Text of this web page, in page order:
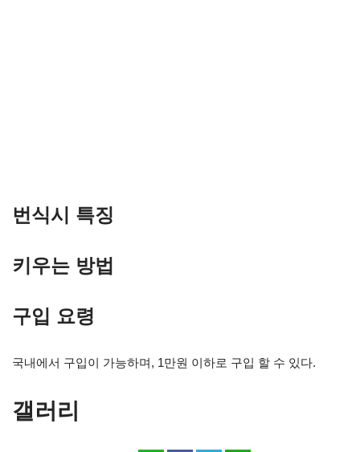
번식시 특징
키우는 방법
구입 요령
국내에서 구입이 가능하며, 1만원 이하로 구입 할 수 있다.
갤러리